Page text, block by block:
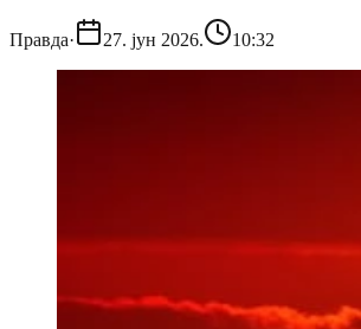
Правда· 27. јун 2026. 10:32